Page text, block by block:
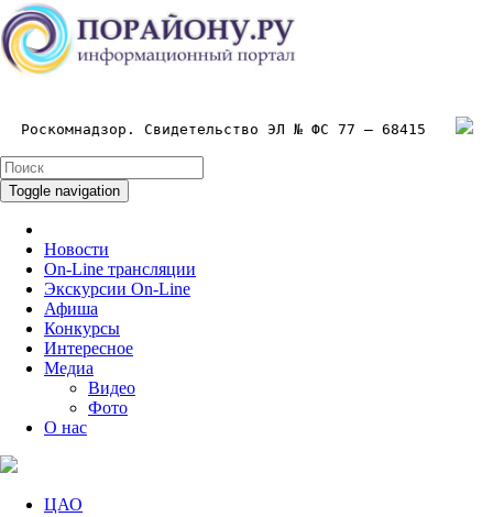
Роскомнадзор. Свидетельство ЭЛ № ФС 77 – 68415
Toggle navigation
Новости
On-Line трансляции
Экскурсии On-Line
Афиша
Конкурсы
Интересное
Медиа
Видео
Фото
О нас
ЦАО